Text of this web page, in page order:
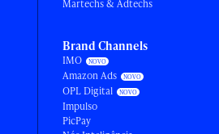
Martechs & Adtechs
Brand Channels
IMO
Amazon Ads
OPL Digital
Impulso
PicPay